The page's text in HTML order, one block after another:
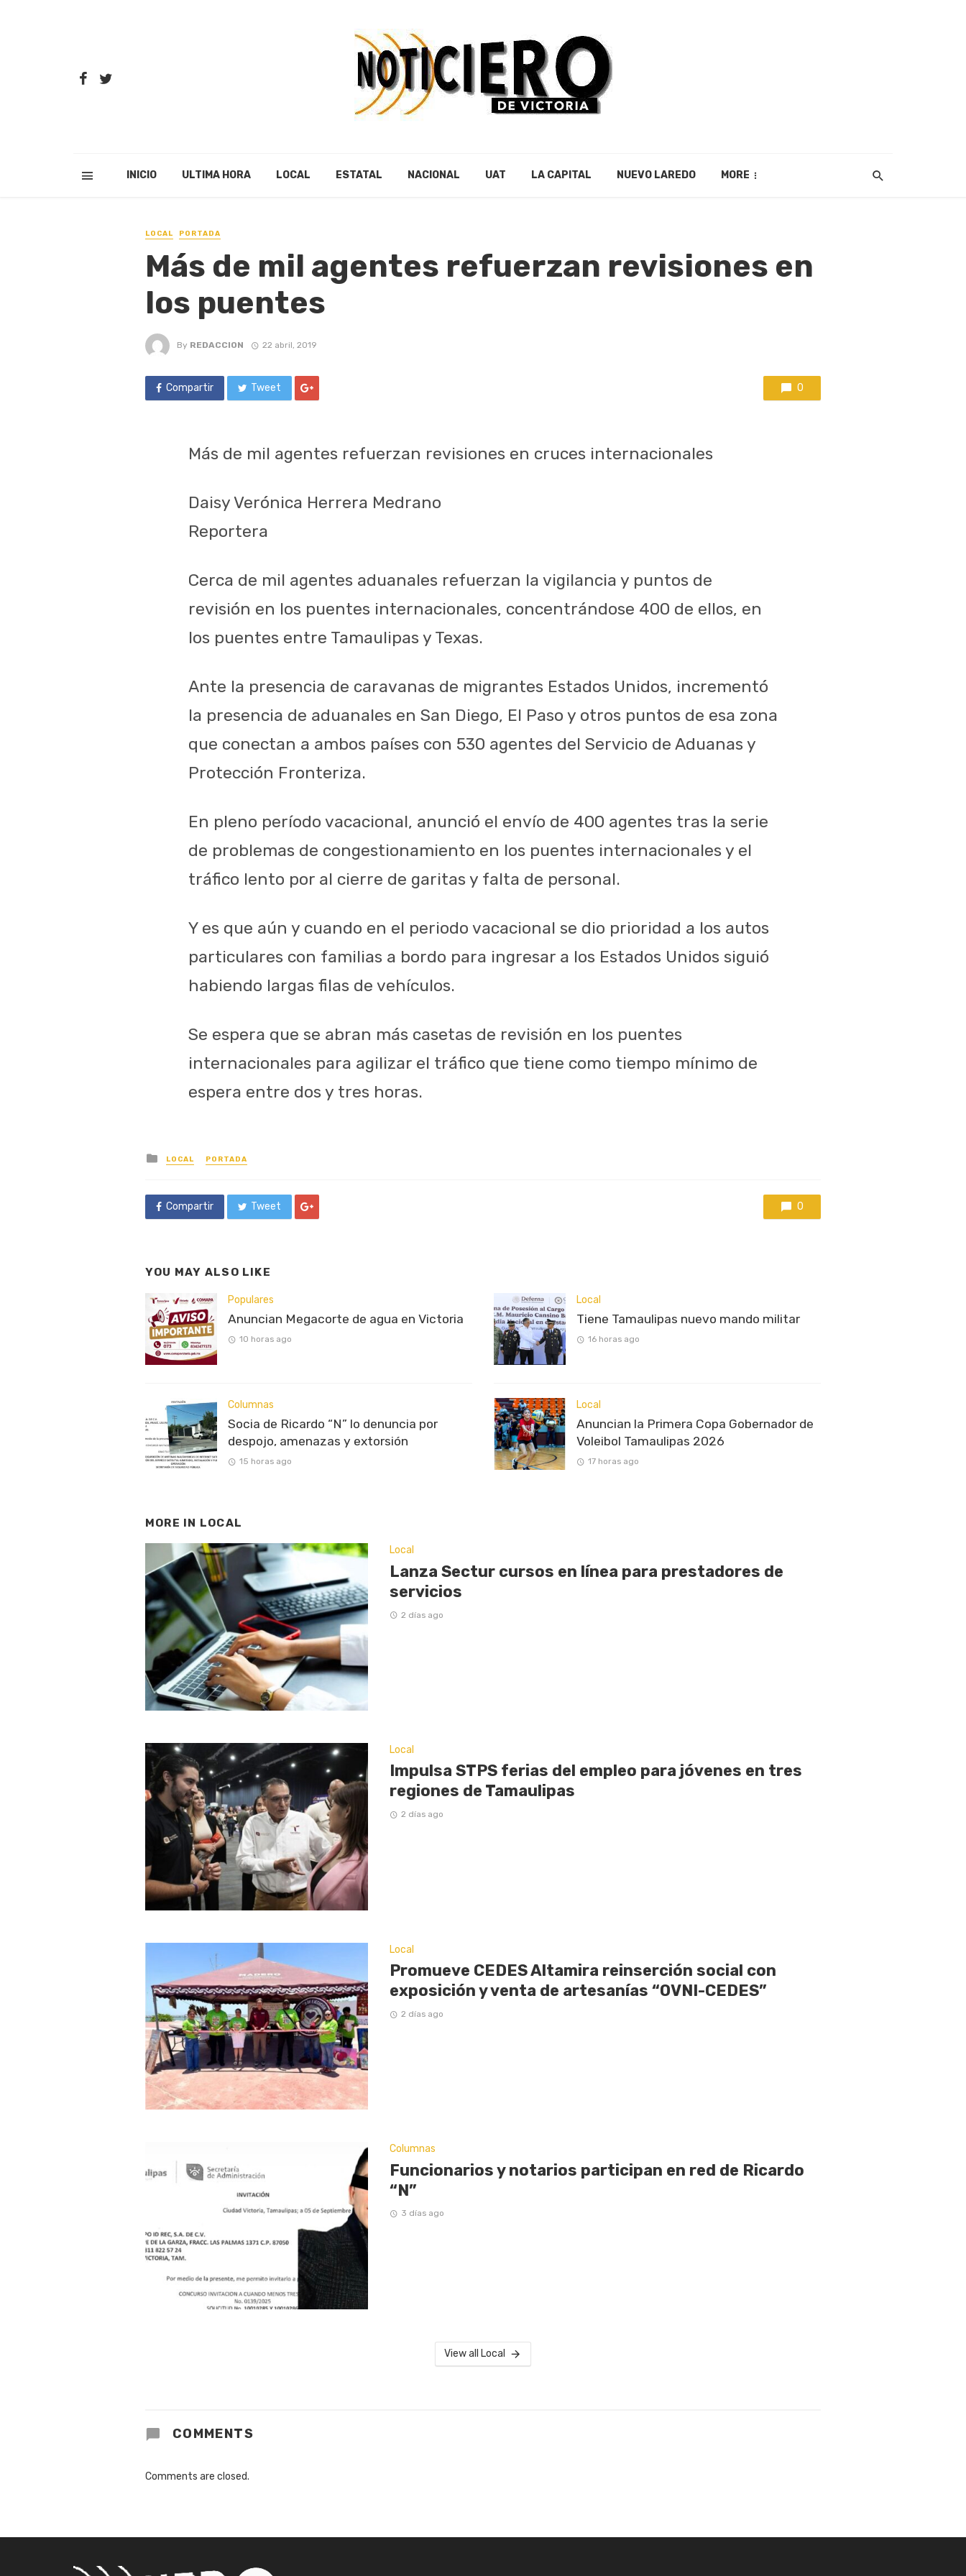
INICIO ULTIMA HORA LOCAL ESTATAL NACIONAL UAT LA CAPITAL NUEVO LAREDO MORE
LOCAL PORTADA
Más de mil agentes refuerzan revisiones en
los puentes
By REDACCION 22 abril, 2019
Compartir Tweet 0
Más de mil agentes refuerzan revisiones en cruces internacionales
Daisy Verónica Herrera Medrano
Reportera
Cerca de mil agentes aduanales refuerzan la vigilancia y puntos de
revisión en los puentes internacionales, concentrándose 400 de ellos, en
los puentes entre Tamaulipas y Texas.
Ante la presencia de caravanas de migrantes Estados Unidos, incrementó
la presencia de aduanales en San Diego, El Paso y otros puntos de esa zona
que conectan a ambos países con 530 agentes del Servicio de Aduanas y
Protección Fronteriza.
En pleno período vacacional, anunció el envío de 400 agentes tras la serie
de problemas de congestionamiento en los puentes internacionales y el
tráfico lento por al cierre de garitas y falta de personal.
Y es que aún y cuando en el periodo vacacional se dio prioridad a los autos
particulares con familias a bordo para ingresar a los Estados Unidos siguió
habiendo largas filas de vehículos.
Se espera que se abran más casetas de revisión en los puentes
internacionales para agilizar el tráfico que tiene como tiempo mínimo de
espera entre dos y tres horas.
Posted
in
LOCAL PORTADA
Compartir Tweet 0
YOU MAY ALSO LIKE
Populares
Anuncian Megacorte de agua en Victoria
10 horas ago
Columnas
Socia de Ricardo “N” lo denuncia por
despojo, amenazas y extorsión
15 horas ago
Local
Tiene Tamaulipas nuevo mando militar
16 horas ago
Local
Anuncian la Primera Copa Gobernador de
Voleibol Tamaulipas 2026
17 horas ago
MORE IN LOCAL
Local
Lanza Sectur cursos en línea para prestadores de
servicios
2 días ago
Local
Impulsa STPS ferias del empleo para jóvenes en tres
regiones de Tamaulipas
2 días ago
Local
Promueve CEDES Altamira reinserción social con
exposición y venta de artesanías “OVNI-CEDES”
2 días ago
Columnas
Funcionarios y notarios participan en red de Ricardo
“N”
3 días ago
View all Local
COMMENTS
Comments are closed.